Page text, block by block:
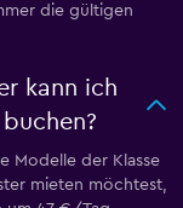
die gültigen
kann ich
Modelle der Klasse
mieten möchtest,